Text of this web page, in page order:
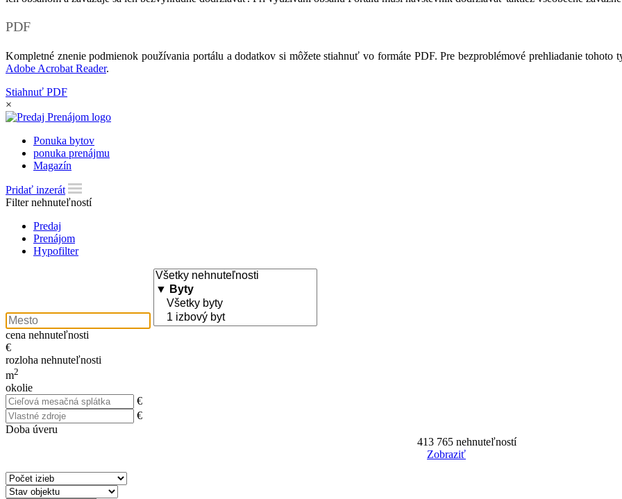
PDF
Kompletné znenie podmienok používania portálu a dodatkov si môžete stiahnuť vo formáte PDF. Pre bezproblémové prehliadanie
Adobe Acrobat Reader.
Stiahnuť PDF
×
Ponuka bytov
ponuka prenájmu
Magazín
Pridať inzerát
Filter nehnuteľností
Predaj
Prenájom
Hypofilter
cena nehnuteľnosti
€
rozloha nehnuteľnosti
m2
okolie
€
€
Doba úveru
413 765nehnuteľností
Zobraziť